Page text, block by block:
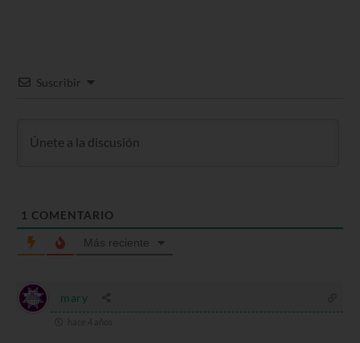
Suscribir
1 COMENTARIO
Más reciente
mary